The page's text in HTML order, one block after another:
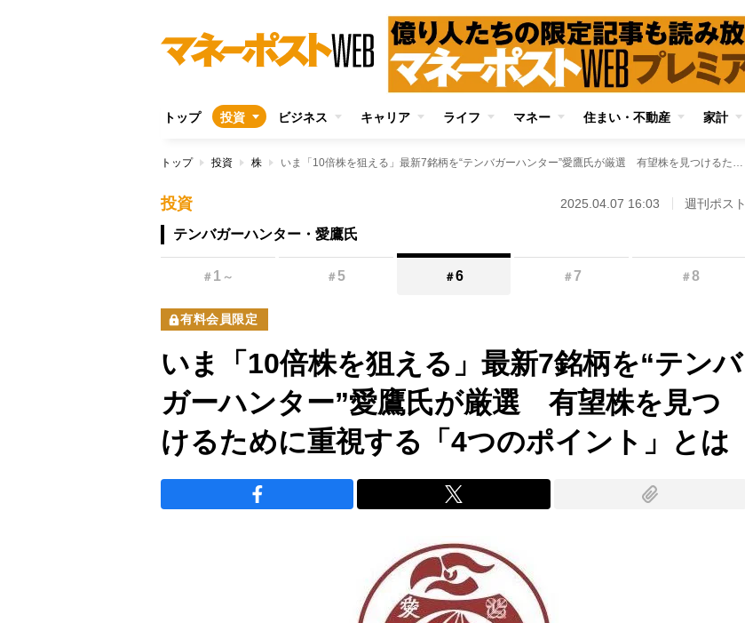
トップ 投資 ビジネス キャリア ライフ マネー 住まい・不動産 家計
トップ 投資 株 いま「10倍株を狙える」最新7銘柄を“テンバガーハンター”愛鷹氏が厳選 有望株を見つけるために重視する「4つのポイント」とは
投資 2025.04.07 16:03 週刊ポスト
テンバガーハンター・愛鷹氏
＃ 1 ～ ＃5 ＃6 ＃7 ＃8
有料会員限定
いま「10倍株を狙える」最新7銘柄を“テンバ
ガーハンター”愛鷹氏が厳選 有望株を見つ
けるために重視する「4つのポイント」とは